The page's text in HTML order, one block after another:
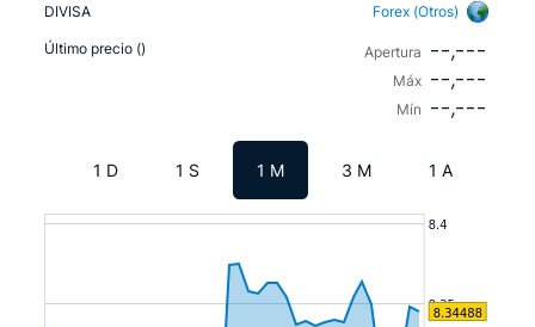
DIVISA
Forex (Otros)
Último precio () Apertura --,---
Máx --,---
Mín --,---
1 D 1 S 1 M 3 M 1 A